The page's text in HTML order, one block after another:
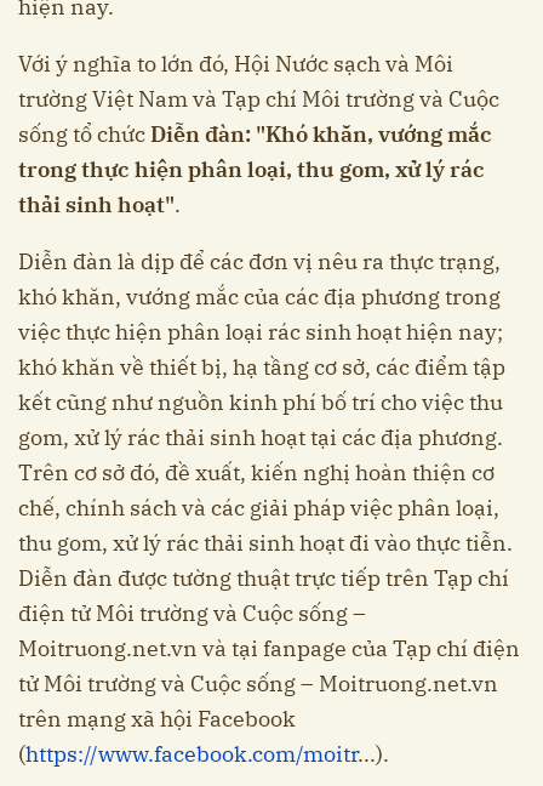
hiện nay.
Với ý nghĩa to lớn đó, Hội Nước sạch và Môi
trường Việt Nam và Tạp chí Môi trường và Cuộc
sống tổ chứcDiễn đàn: "Khó khăn, vướng mắc
trong thực hiện phân loại, thu gom, xử lý rác
thải sinh hoạt".
Diễn đàn là dịp để các đơn vị nêu ra thực trạng,
khó khăn, vướng mắc của các địa phương trong
việc thực hiện phân loại rác sinh hoạt hiện nay;
khó khăn về thiết bị, hạ tầng cơ sở, các điểm tập
kết cũng như nguồn kinh phí bố trí cho việc thu
gom, xử lý rác thải sinh hoạt tại các địa phương.
Trên cơ sở đó, đề xuất, kiến nghị hoàn thiện cơ
chế, chính sách và các giải pháp việc phân loại,
thu gom, xử lý rác thải sinh hoạt đi vào thực tiễn.
Diễn đàn được tường thuật trực tiếp trên Tạp chí
điện tử Môi trường và Cuộc sống –
Moitruong.net.vn và tại fanpage của Tạp chí điện
tử Môi trường và Cuộc sống – Moitruong.net.vn
trên mạng xã hội Facebook
(https://www.facebook.com/moitr...).